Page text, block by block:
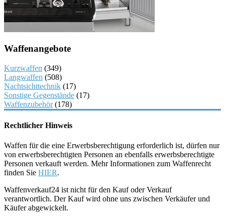
Waffenangebote
Kurzwaffen (349)
Langwaffen (508)
Nachtsichttechnik (17)
Sonstige Gegenstände (17)
Waffenzubehör(178)
Rechtlicher Hinweis
Waffen für die eine Erwerbsberechtigung erforderlich ist, dürfen nur
von erwerbsberechtigten Personen an ebenfalls erwerbsberechtigte
Personen verkauft werden. Mehr Informationen zum Waffenrecht
finden Sie HIER.
Waffenverkauf24 ist nicht für den Kauf oder Verkauf
verantwortlich. Der Kauf wird ohne uns zwischen Verkäufer und
Käufer abgewickelt.